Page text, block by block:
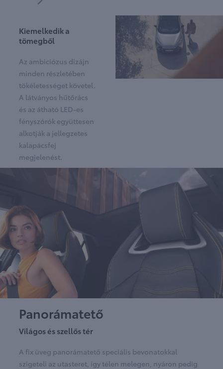
Kiemelkedik a
tömegből
Az ambiciózus dizájn
minden részletében
tökéletességet követel.
A látványos hűtőrács
és az átható LED-es
fényszórók együttesen
alkotják a jellegzetes
kalapácsfej
megjelenést.
Panorámatető
Világos és szellős tér
A fix üveg panorámatető speciális bevonatokkal
szigeteli az utasteret, így télen melegen, nyáron pedig